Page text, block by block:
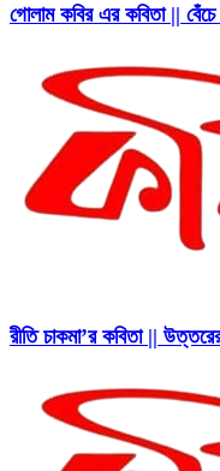
গোলাম কবির এর কবিতা ||
রীতি চাকমা’র কবিতা ||